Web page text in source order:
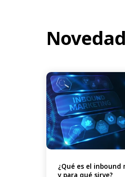
¿Qué es el inbound
y para qué sirve?